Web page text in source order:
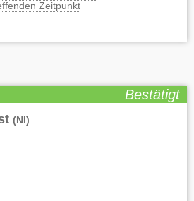
Zeitpunkt
Bestätigt
(NI)